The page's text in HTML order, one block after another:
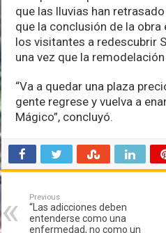
que las lluvias han
que la conclusión de la
los visitantes a redescubrir
una vez que la
“Va a quedar una plaza
gente regrese y vuelva a
Mágico”, concluyó.
Previous
“Las adicciones deben
entenderse como una
enfermedad, no como un